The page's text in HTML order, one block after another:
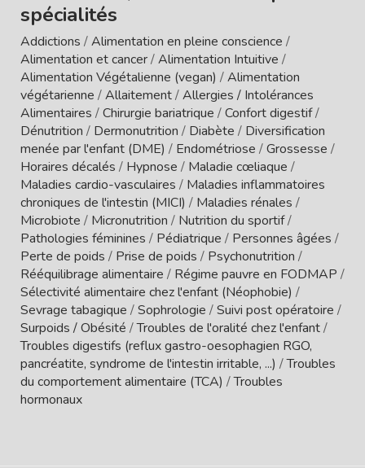
spécialités
Addictions /Alimentation en pleine conscience /
Alimentation et cancer/Alimentation Intuitive /
Alimentation Végétalienne (vegan) /Alimentation
végétarienne /Allaitement/Allergies / Intolérances
Alimentaires /Chirurgie bariatrique /Confort digestif/
Dénutrition / Dermonutrition / Diabète / Diversification
menée par l'enfant (DME) / Endométriose /Grossesse /
Horaires décalés / Hypnose / Maladie cœliaque /
Maladies cardio-vasculaires / Maladies inflammatoires
chroniques de l'intestin (MICI) / Maladies rénales /
Microbiote / Micronutrition / Nutrition du sportif/
Pathologies féminines / Pédiatrique / Personnes âgées /
Perte de poids / Prise de poids / Psychonutrition /
Rééquilibrage alimentaire / Régime pauvre en FODMAP /
Sélectivité alimentaire chez l'enfant (Néophobie) /
Sevrage tabagique /Sophrologie /Suivi post opératoire /
Surpoids / Obésité /Troubles de l'oralité chez l'enfant/
Troubles digestifs (reflux gastro-oesophagien RGO,
pancréatite, syndrome de l'intestin irritable, ...) /Troubles
du comportement alimentaire (TCA) /Troubles
hormonaux